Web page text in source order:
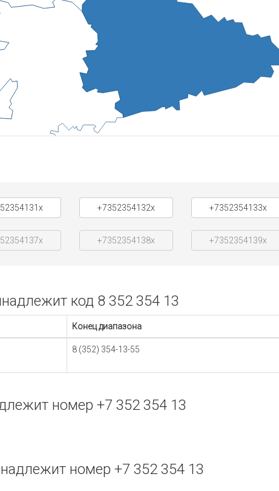
+7352354132x +7352354133x
+7352354138x +7352354139x
код 8 352 354 13
Конец диапазона
8 (352) 354-13-55
номер +7 352 354 13
номер +7 352 354 13